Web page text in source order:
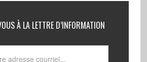
À LA LETTRE D’INFORMATION